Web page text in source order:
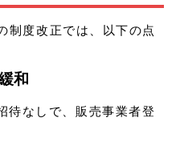
制度改正では、以下の点
和
待なしで、販売事業者登